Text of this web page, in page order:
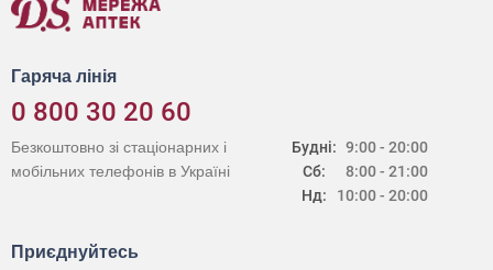
Гаряча лінія
0 800 30 20 60
Будні:
Сб:
Нд:
9:00 - 20:00
8:00 - 21:00
10:00 - 20:00
Безкоштовно зі стаціонарних і
мобільних телефонів в Україні
Приєднуйтесь